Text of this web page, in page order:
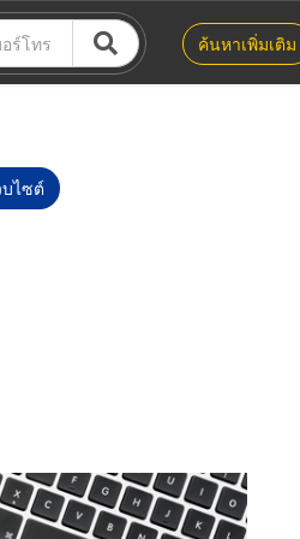
ค้นหาเพิ่มเติม
ไซต์